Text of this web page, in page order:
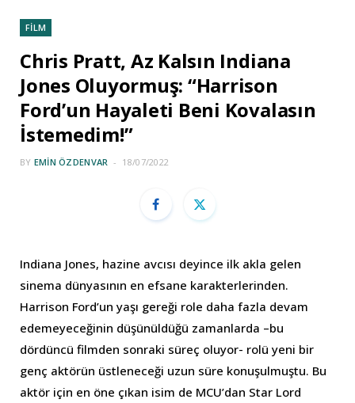
FİLM
Chris Pratt, Az Kalsın Indiana
Jones Oluyormuş: “Harrison
Ford’un Hayaleti Beni Kovalasın
İstemedim!”
BY EMIN ÖZDENVAR 18/07/2022
Indiana Jones, hazine avcısı deyince ilk akla gelen
sinema dünyasının en efsane karakterlerinden.
Harrison Ford’un yaşı gereği role daha fazla devam
edemeyeceğinin düşünüldüğü zamanlarda –bu
dördüncü filmden sonraki süreç oluyor- rolü yeni bir
genç aktörün üstleneceği uzun süre konuşulmuştu. Bu
aktör için en öne çıkan isim de MCU’dan Star Lord